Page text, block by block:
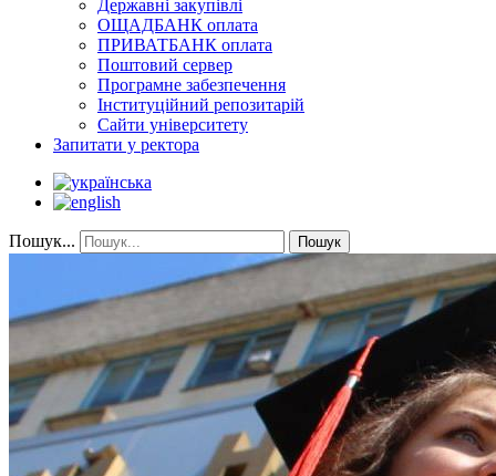
Державні закупівлі
ОЩАДБАНК оплата
ПРИВАТБАНК оплата
Поштовий сервер
Програмне забезпечення
Інституційний репозитарій
Сайти університету
Запитати у ректора
Пошук... Пошук